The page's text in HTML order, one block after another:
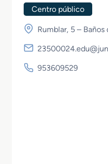
Centro público
Rumblar, 5 – Baños
953609529